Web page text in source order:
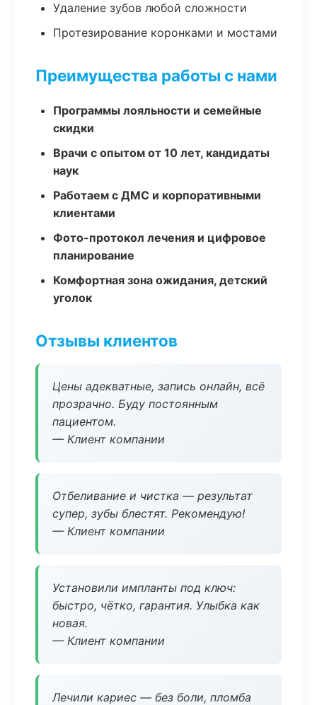
Удаление зубов любой сложности
Протезирование коронками и мостами
Преимущества работы с нами
Программы лояльности и семейные
скидки
Врачи с опытом от 10 лет, кандидаты
наук
Работаем с ДМС и корпоративными
клиентами
Фото-протокол лечения и цифровое
планирование
Комфортная зона ожидания, детский
уголок
Отзывы клиентов
Цены адекватные, запись онлайн, всё
прозрачно. Буду постоянным
пациентом.
— Клиент компании
Отбеливание и чистка — результат
супер, зубы блестят. Рекомендую!
— Клиент компании
Установили импланты под ключ:
быстро, чётко, гарантия. Улыбка как
новая.
— Клиент компании
Лечили кариес — без боли, пломба